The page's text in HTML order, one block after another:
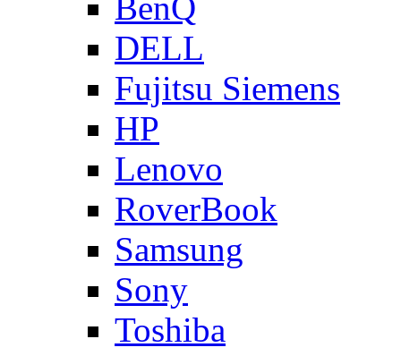
DELL
Fujitsu Siemens
HP
Lenovo
RoverBook
Samsung
Sony
Toshiba